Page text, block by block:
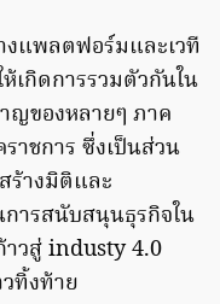
งแพลตฟอร์มและเวที
เกิดการรวมตัวกันใน
ญของหลายๆ ภาค
าชการ ซึ่งเป็นส่วน
ร้างมิติและ
ารสนับสนุนธุรกิจใน
าวสู่ industy 4.0
ทิ้งท้าย